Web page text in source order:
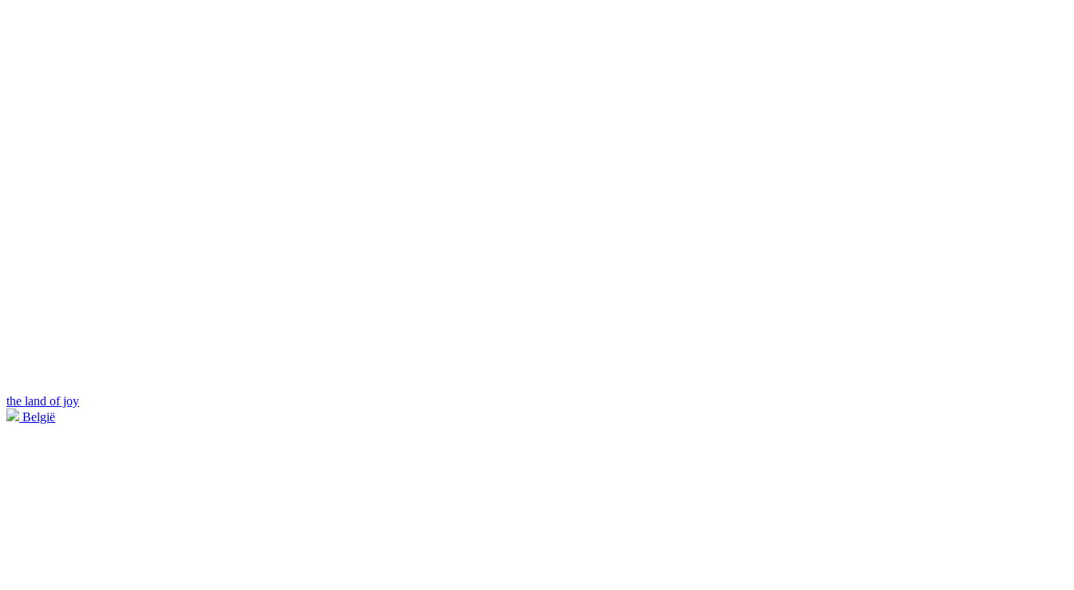
the land of joy
België